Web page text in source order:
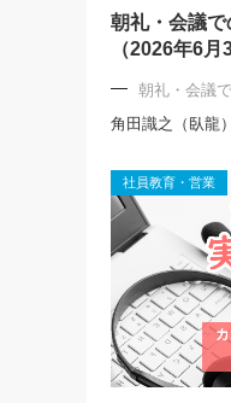
朝礼・会議
（2026年6月
朝礼・会議
角田識之（臥龍
社員教育・営業